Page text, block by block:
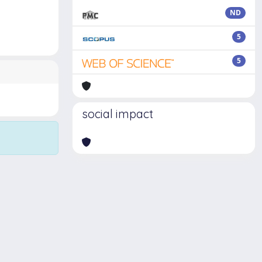
ND
5
5
social impact